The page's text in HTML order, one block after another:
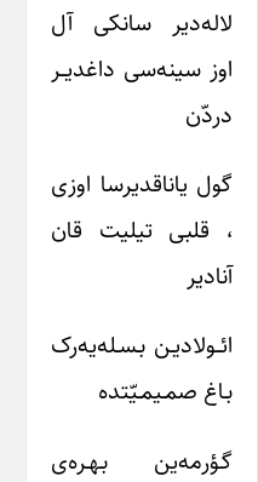
لاله‌دیر سانکی آل
اوز سینه‌سی داغدیــر
دردّن
گول یاناقدیرسا اوزی
، قلبی تیلیت قان
آنادیر
ائــولادیـن بـسـله‌یه‌رک
بـاغ صمـیمـیّتده
گـؤرمه‌ین بـهـره‌ی